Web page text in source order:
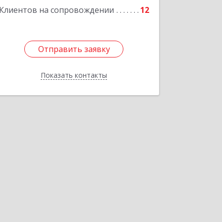
Клиентов на сопровождении 12
Отправить заявку
Показать контакты
Отправить заявку
Назад